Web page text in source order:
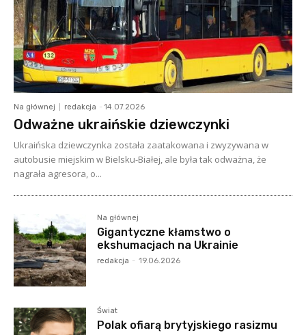
Na głównej redakcja - 14.07.2026
Odważne ukraińskie dziewczynki
Ukraińska dziewczynka została zaatakowana i zwyzywana w
autobusie miejskim w Bielsku-Białej, ale była tak odważna, że
nagrała agresora, o...
Na głównej
Gigantyczne kłamstwo o
ekshumacjach na Ukrainie
redakcja - 19.06.2026
Świat
Polak ofiarą brytyjskiego rasizmu